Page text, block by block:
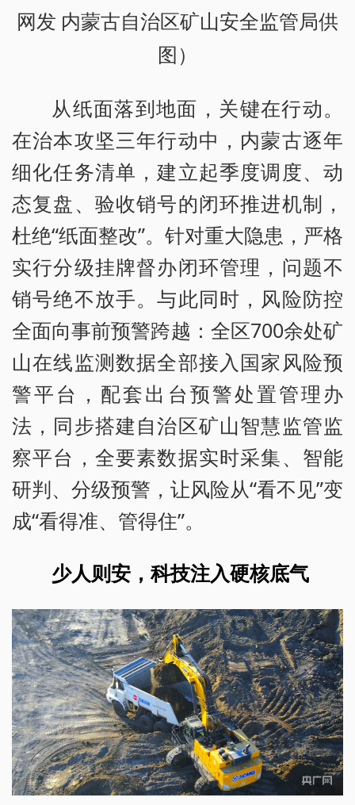
网发 内蒙古自治区矿山安全监管局供
图）
从纸面落到地面，关键在行动。
在治本攻坚三年行动中，内蒙古逐年
细化任务清单，建立起季度调度、动
态复盘、验收销号的闭环推进机制，
杜绝“纸面整改”。针对重大隐患，严格
实行分级挂牌督办闭环管理，问题不
销号绝不放手。与此同时，风险防控
全面向事前预警跨越：全区700余处矿
山在线监测数据全部接入国家风险预
警平台，配套出台预警处置管理办
法，同步搭建自治区矿山智慧监管监
察平台，全要素数据实时采集、智能
研判、分级预警，让风险从“看不见”变
成“看得准、管得住”。
少人则安，科技注入硬核底气